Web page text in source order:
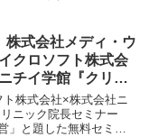
株式会社メディ・ウ
クロソフト株式会
チイ学館『クリニ
ー 平成26年度 診
クリニック経営』
株式会社×株式会社ニ
ニック院長セミナー
」と題した無料セミナ